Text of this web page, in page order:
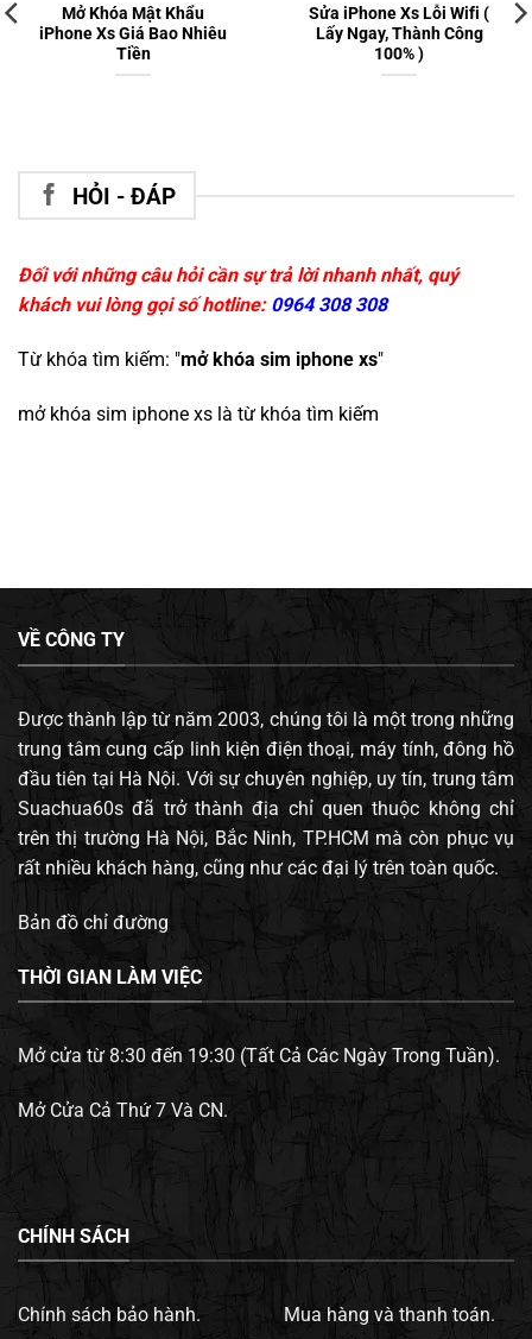
Mở Khóa Mật Khẩu
iPhone Xs Giá Bao Nhiêu
Tiền
Sửa iPhone Xs Lỗi Wifi (
Lấy Ngay, Thành Công
100% )
HỎI - ĐÁP
Đối với những câu hỏi cần sự trả lời nhanh nhất, quý
khách vui lòng gọi số hotline: 0964 308 308
Từ khóa tìm kiếm: "mở khóa sim iphone xs"
mở khóa sim iphone xs là từ khóa tìm kiếm
VỀ CÔNG TY
Được thành lập từ năm 2003, chúng tôi là một trong những
trung tâm cung cấp linh kiện điện thoại, máy tính, đông hồ
đầu tiên tại Hà Nội. Với sự chuyên nghiệp, uy tín, trung tâm
Suachua60s đã trở thành địa chỉ quen thuộc không chỉ
trên thị trường Hà Nội, Bắc Ninh, TP.HCM mà còn phục vụ
rất nhiều khách hàng, cũng như các đại lý trên toàn quốc.
Bản đồ chỉ đường
THỜI GIAN LÀM VIỆC
Mở cửa từ 8:30 đến 19:30 (Tất Cả Các Ngày Trong Tuần).
Mở Cửa Cả Thứ 7 Và CN.
CHÍNH SÁCH
Chính sách bảo hành. Mua hàng và thanh toán.